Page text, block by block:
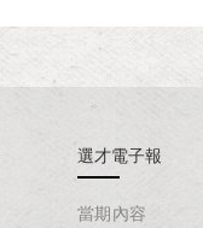
選才電子報
當期內容